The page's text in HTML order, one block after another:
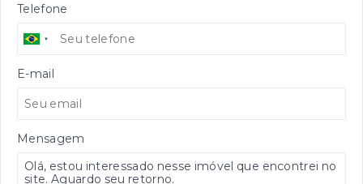
Telefone
E-mail
Mensagem